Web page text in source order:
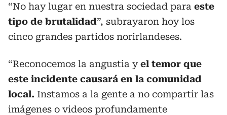
“No hay lugar en nuestra sociedad para este
tipo de brutalidad”, subrayaron hoy los
cinco grandes partidos norirlandeses.
“Reconocemos la angustia yel temor que
este incidente causará en la comunidad
local. Instamos a la gente a no compartir las
imágenes o videos profundamente